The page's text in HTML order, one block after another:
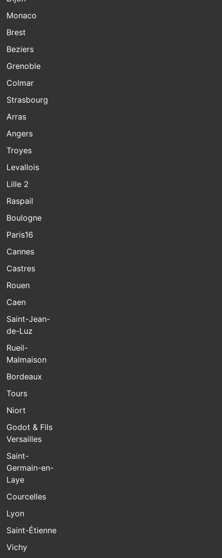
Monaco
Brest
Beziers
Grenoble
Colmar
Strasbourg
Arras
Angers
Troyes
Levallois
Lille 2
Raspail
Boulogne
Paris16
Cannes
Castres
Rouen
Caen
Saint-Jean-
de-Luz
Rueil-
Malmaison
Bordeaux
Tours
Niort
Godot & Fils
Versailles
Saint-
Germain-en-
Laye
Courcelles
Lyon
Saint-Étienne
Vichy